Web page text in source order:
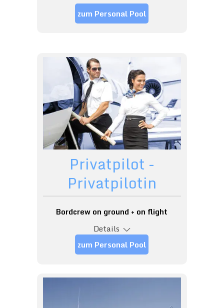
zum Personal Pool
Privatpilot -
Privatpilotin
Bordcrew on ground + on flight
Details
zum Personal Pool